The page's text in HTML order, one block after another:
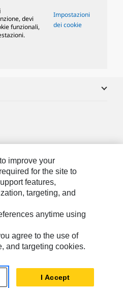
devi
funzionali,
Impostazioni
dei cookie
improve your
for the site to
features,
targeting, and
anytime using
agree to the use of
and targeting cookies.
I Accept